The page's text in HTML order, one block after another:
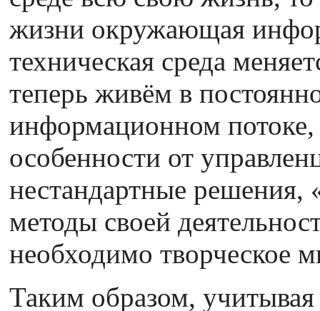
жизни окружающая
техническая среда
теперь живём в
информационном потоке,
особенности от
нестандартные решения,
методы своей
необходимо творческое
Таким образом, учитывая